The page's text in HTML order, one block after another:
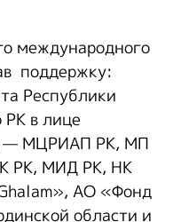
международного
поддержку:
Республики
РК в лице
— МЦРИАП РК, МП
РК, МИД РК, НК
АО «Фонд
области и